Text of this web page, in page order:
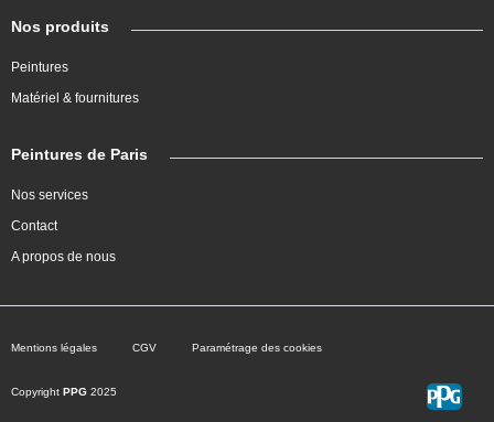
Nos produits
Peintures
Matériel & fournitures
Peintures de Paris
Nos services
Contact
A propos de nous
Mentions légales CGV Paramétrage des cookies
Copyright PPG 2025